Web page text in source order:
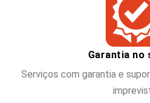
Garantia no
Serviços com garantia e